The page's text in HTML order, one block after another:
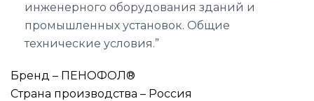
инженерного оборудования зданий и
промышленных установок. Общие
технические условия.”
Бренд – ПЕНОФОЛ®
Страна производства – Россия